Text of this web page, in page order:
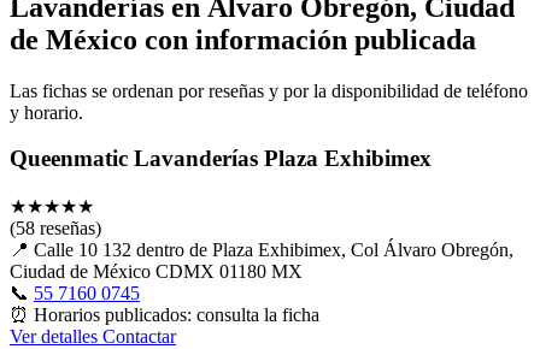
Lavanderías en Álvaro Obregón, Ciudad
de México con información publicada
Las fichas se ordenan por reseñas y por la disponibilidad de teléfono
y horario.
Queenmatic Lavanderías Plaza Exhibimex
★★★★★
(58 reseñas)
📍 Calle 10 132 dentro de Plaza Exhibimex, Col Álvaro Obregón,
Ciudad de México CDMX 01180 MX
📞 55 7160 0745
⏰ Horarios publicados: consulta la ficha
Ver detalles Contactar